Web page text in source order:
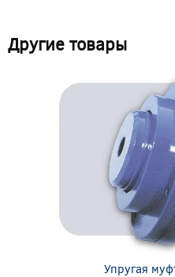
Другие товары
Упругая